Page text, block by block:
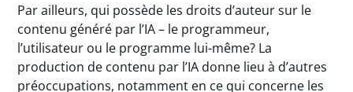
Par ailleurs, qui possède les droits d’auteur sur le
contenu généré par l’IA – le programmeur,
l’utilisateur ou le programme lui-même? La
production de contenu par l’IA donne lieu à d’autres
préoccupations, notamment en ce qui concerne les